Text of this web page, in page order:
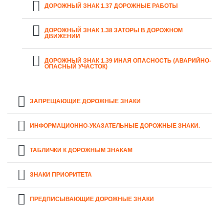
ДОРОЖНЫЙ ЗНАК 1.37 ДОРОЖНЫЕ РАБОТЫ
ДОРОЖНЫЙ ЗНАК 1.38 ЗАТОРЫ В ДОРОЖНОМ
ДВИЖЕНИИ
ДОРОЖНЫЙ ЗНАК 1.39 ИНАЯ ОПАСНОСТЬ (АВАРИЙНО-
ОПАСНЫЙ УЧАСТОК)
ЗАПРЕЩАЮЩИЕ ДОРОЖНЫЕ ЗНАКИ
ИНФОРМАЦИОННО-УКАЗАТЕЛЬНЫЕ ДОРОЖНЫЕ ЗНАКИ.
ТАБЛИЧКИ К ДОРОЖНЫМ ЗНАКАМ
ЗНАКИ ПРИОРИТЕТА
ПРЕДПИСЫВАЮЩИЕ ДОРОЖНЫЕ ЗНАКИ